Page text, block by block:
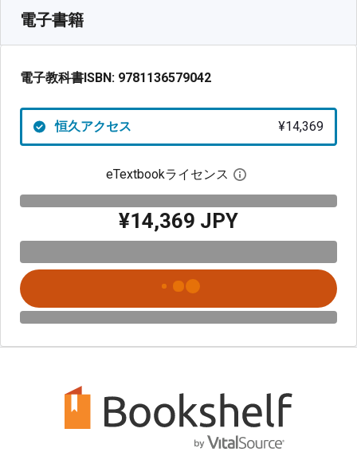
電子書籍
電子教科書ISBN: 9781136579042
恒久アクセス ¥14,369
eTextbookライセンス デジタルライセン
¥14,369 JPY